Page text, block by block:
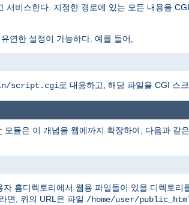
서비스한다. 지정한 경로에 있는 모든 내용을
연한 설정이 가능하다. 예를 들어,
script.cgi로 대응하고, 해당 파일을 CGI 스
모듈은 이 개념을 웹에까지 확장하여, 다음과 같
자 홈디렉토리에서 웹용 파일들이 있을 디렉토리
면, 위의 URL은 파일 /home/user/